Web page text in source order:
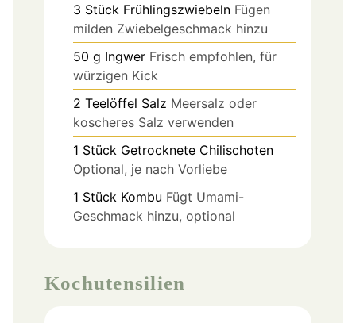
3 Stück Frühlingszwiebeln Fügen
milden Zwiebelgeschmack hinzu
50 g Ingwer Frisch empfohlen, für
würzigen Kick
2 Teelöffel Salz Meersalz oder
koscheres Salz verwenden
1 Stück Getrocknete Chilischoten
Optional, je nach Vorliebe
1 Stück Kombu Fügt Umami-
Geschmack hinzu, optional
Kochutensilien